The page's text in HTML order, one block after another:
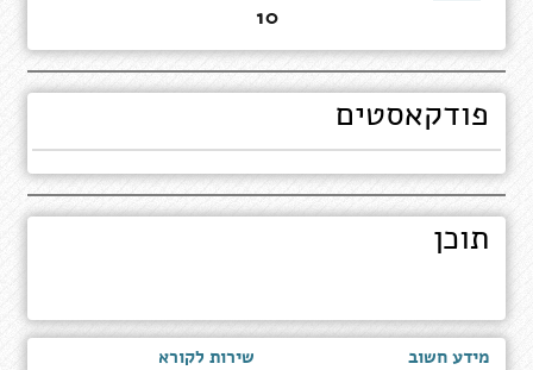
10
פודקאסטים
תוכן
מידע חשוב שירות לקורא